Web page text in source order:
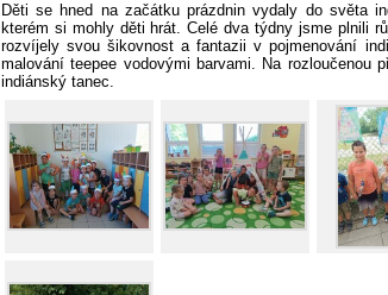
Děti se hned na začátku prázdnin vydaly do světa
kterém si mohly děti hrát. Celé dva týdny jsme plnili
rozvíjely svou šikovnost a fantazii v pojmenování
malování teepee vodovými barvami. Na rozloučenou
indiánský tanec.